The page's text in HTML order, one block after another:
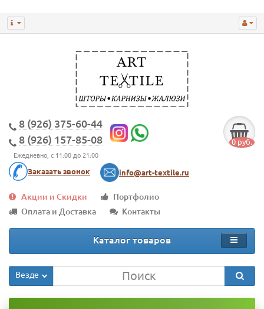
8 (926) 375-60-44
8 (926) 157-85-08
Ежедневно, с 11:00 до 21:00
Заказать звонок info@art-textile.ru
0 руб.
Акции и Скидки
Портфолио
Оплата и Доставка
Контакты
Каталог товаров
Везде